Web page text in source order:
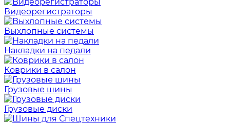
Видеорегистраторы
Выхлопные системы
Накладки на педали
Коврики в салон
Грузовые шины
Грузовые диски